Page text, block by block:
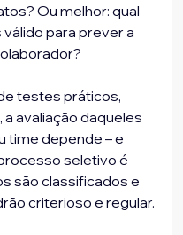
Ou melhor: qual
para prever a
testes práticos,
avaliação daqueles
time depende – e
seletivo é
são classificados e
criterioso e regular.